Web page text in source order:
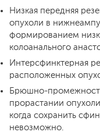
Низкая передняя
опухоли в
формированием
колоанального
Интерсфинктерная
расположенных
Брюшно-
прорастании
когда сохранить
невозможно.